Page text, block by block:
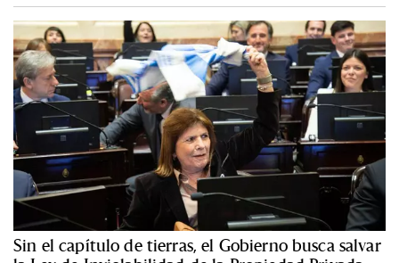
Sin el capítulo de tierras, el Gobierno busca salvar